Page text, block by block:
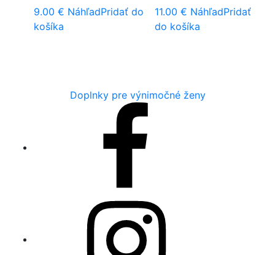
9.00 € NáhľadPridať do
košíka
11.00 € NáhľadPridať
do košíka
Doplnky pre výnimočné ženy